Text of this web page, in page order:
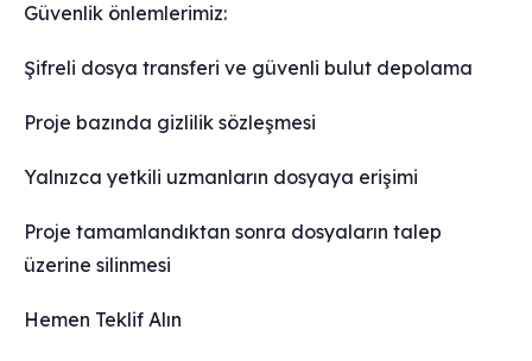
Güvenlik önlemlerimiz:
Şifreli dosya transferi ve güvenli bulut depolama
Proje bazında gizlilik sözleşmesi
Yalnızca yetkili uzmanların dosyaya erişimi
Proje tamamlandıktan sonra dosyaların talep
üzerine silinmesi
Hemen Teklif Alın